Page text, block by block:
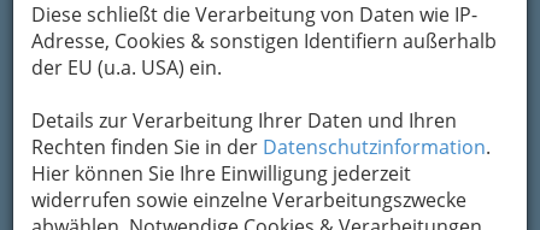
Diese schließt die Verarbeitung von Daten wie IP-
Adresse, Cookies & sonstigen Identifiern außerhalb
der EU (u.a. USA) ein.
Details zur Verarbeitung Ihrer Daten und Ihren
Rechten finden Sie in der Datenschutzinformation.
Hier können Sie Ihre Einwilligung jederzeit
widerrufen sowie einzelne Verarbeitungszwecke
Adresse mit Google Maps anschauen